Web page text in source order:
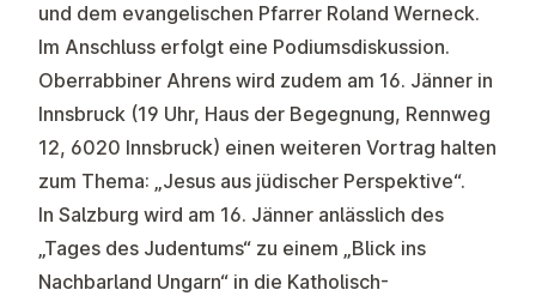
und dem evangelischen Pfarrer Roland Werneck.
Im Anschluss erfolgt eine Podiumsdiskussion.
Oberrabbiner Ahrens wird zudem am 16. Jänner in
Innsbruck (19 Uhr, Haus der Begegnung, Rennweg
12, 6020 Innsbruck) einen weiteren Vortrag halten
zum Thema: „Jesus aus jüdischer Perspektive“.
In Salzburg wird am 16. Jänner anlässlich des
„Tages des Judentums“ zu einem „Blick ins
Nachbarland Ungarn“ in die Katholisch-